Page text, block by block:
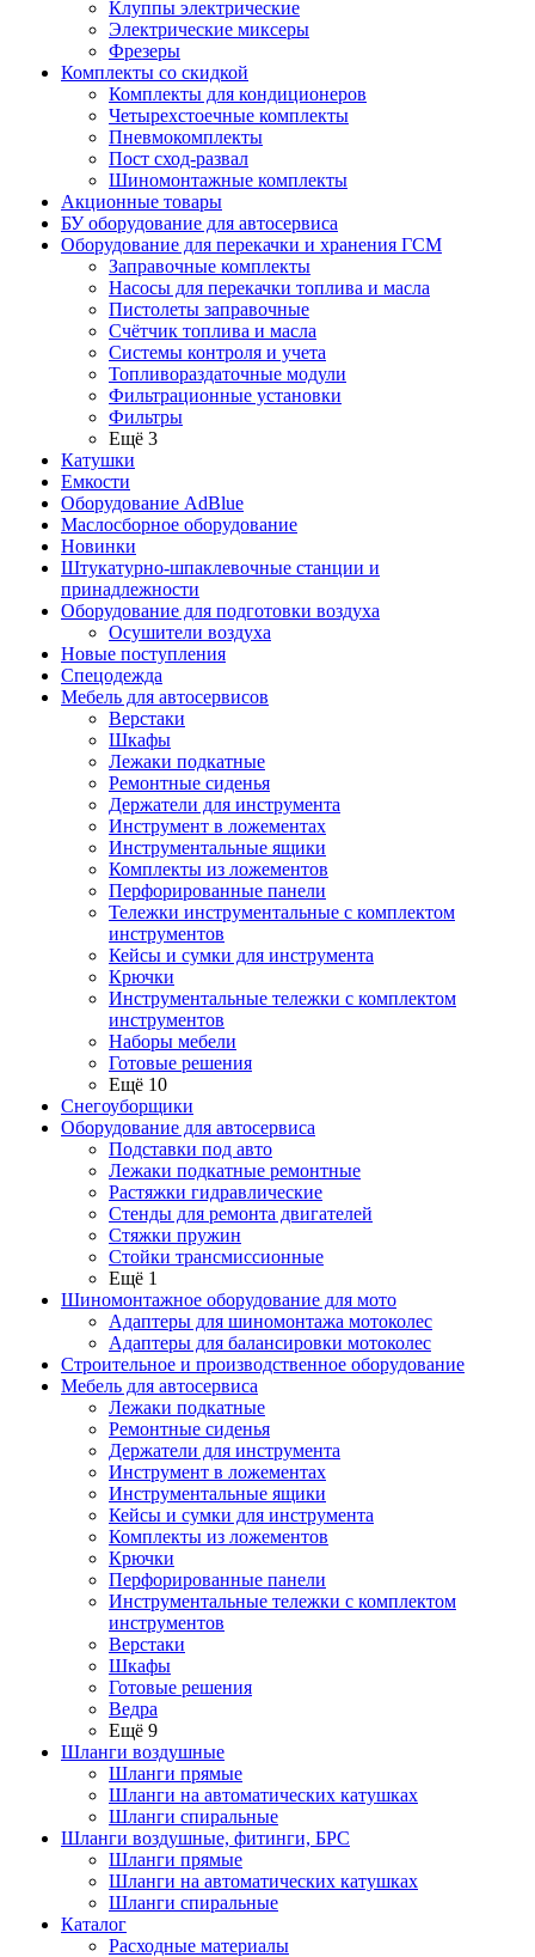
Клуппы электрические
Электрические миксеры
Фрезеры
Комплекты со скидкой
Комплекты для кондиционеров
Четырехстоечные комплекты
Пневмокомплекты
Пост сход-развал
Шиномонтажные комплекты
Акционные товары
БУ оборудование для автосервиса
Оборудование для перекачки и хранения ГСМ
Заправочные комплекты
Насосы для перекачки топлива и масла
Пистолеты заправочные
Счётчик топлива и масла
Системы контроля и учета
Топливораздаточные модули
Фильтрационные установки
Фильтры
Ещё 3
Катушки
Емкости
Оборудование AdBlue
Маслосборное оборудование
Новинки
Штукатурно-шпаклевочные станции и
принадлежности
Оборудование для подготовки воздуха
Осушители воздуха
Новые поступления
Спецодежда
Мебель для автосервисов
Верстаки
Шкафы
Лежаки подкатные
Ремонтные сиденья
Держатели для инструмента
Инструмент в ложементах
Инструментальные ящики
Комплекты из ложементов
Перфорированные панели
Тележки инструментальные с комплектом
инструментов
Кейсы и сумки для инструмента
Крючки
Инструментальные тележки с комплектом
инструментов
Наборы мебели
Готовые решения
Ещё 10
Снегоуборщики
Оборудование для автосервиса
Подставки под авто
Лежаки подкатные ремонтные
Растяжки гидравлические
Стенды для ремонта двигателей
Стяжки пружин
Стойки трансмиссионные
Ещё 1
Шиномонтажное оборудование для мото
Адаптеры для шиномонтажа мотоколес
Адаптеры для балансировки мотоколес
Строительное и производственное оборудование
Мебель для автосервиса
Лежаки подкатные
Ремонтные сиденья
Держатели для инструмента
Инструмент в ложементах
Инструментальные ящики
Кейсы и сумки для инструмента
Комплекты из ложементов
Крючки
Перфорированные панели
Инструментальные тележки с комплектом
инструментов
Верстаки
Шкафы
Готовые решения
Ведра
Ещё 9
Шланги воздушные
Шланги прямые
Шланги на автоматических катушках
Шланги спиральные
Шланги воздушные, фитинги, БРС
Шланги прямые
Шланги на автоматических катушках
Шланги спиральные
Каталог
Расходные материалы